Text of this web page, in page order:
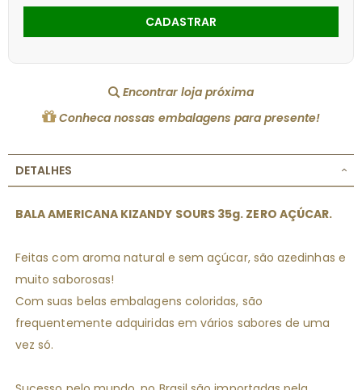
CADASTRAR
Encontrar loja próxima
Conheca nossas embalagens para presente!
DETALHES
BALA AMERICANA KIZANDY SOURS 35g. ZERO AÇÚCAR.
Feitas com aroma natural e sem açúcar, são azedinhas e
muito saborosas!
Com suas belas embalagens coloridas, são
frequentemente adquiridas em vários sabores de uma
vez só.